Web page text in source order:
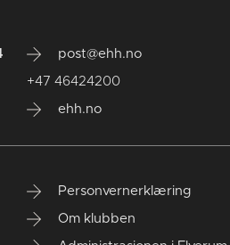
post@ehh.no
+47 46424200
ehh.no
Personvernerklæring
Om klubben